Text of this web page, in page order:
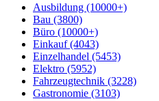
Ausbildung (10000+)
Bau (3800)
Büro (10000+)
Einkauf (4043)
Einzelhandel (5453)
Elektro (5952)
Fahrzeugtechnik (3228)
Gastronomie (3103)